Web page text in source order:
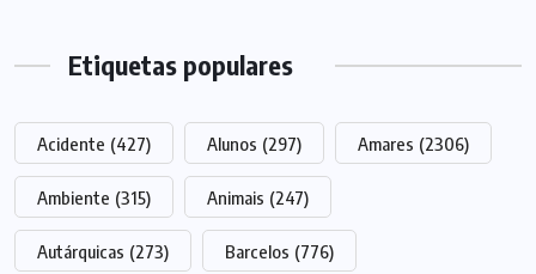
Etiquetas populares
Acidente (427) Alunos (297) Amares (2306)
Ambiente (315) Animais (247)
Autárquicas (273) Barcelos (776)